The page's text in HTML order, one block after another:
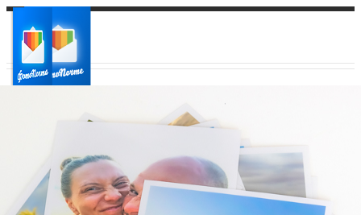
Ваш регион доставки
Выберите из списка: